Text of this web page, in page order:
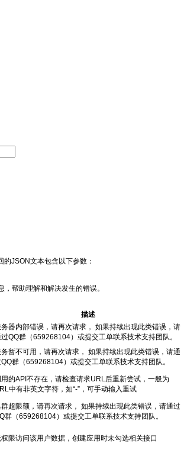
JSON文本包含以下参数：
，帮助理解和解决发生的错误。
描述
务器内部错误，请再次请求， 如果持续出现此类错误，请
QQ群（659268104）或提交工单联系技术支持团队。
务暂不可用，请再次请求， 如果持续出现此类错误，请通
群（659268104）或提交工单联系技术支持团队。
的API不存在，请检查请求URL后重新尝试，一般为
中有非英文字符，如“-”，可手动输入重试
超限额，请再次请求， 如果持续出现此类错误，请通过
群（659268104）或提交工单联系技术支持团队。
限访问该用户数据，创建应用时未勾选相关接口